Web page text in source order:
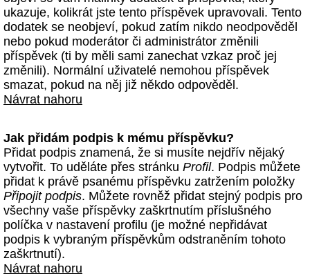
ukazuje, kolikrát jste tento příspěvek upravovali. Tento
dodatek se neobjeví, pokud zatím nikdo neodpověděl
nebo pokud moderátor či administrátor změnili
příspěvek (ti by měli sami zanechat vzkaz proč jej
změnili). Normální uživatelé nemohou příspěvek
smazat, pokud na něj již někdo odpověděl.
Návrat nahoru
Jak přidám podpis k mému příspěvku?
Přidat podpis znamená, že si musíte nejdřív nějaký
vytvořit. To uděláte přes stránku Profil. Podpis můžete
přidat k právě psanému příspěvku zatržením položky
Připojit podpis. Můžete rovněž přidat stejný podpis pro
všechny vaše příspěvky zaškrtnutím příslušného
políčka v nastavení profilu (je možné nepřidávat
podpis k vybraným příspěvkům odstraněním tohoto
zaškrtnutí).
Návrat nahoru